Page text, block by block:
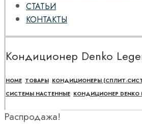
СТАТЬИ
КОНТАКТЫ
Кондиционер Denko
HOME ТОВАРЫ КОНДИЦИОНЕРЫ (СПЛИТ-
СИСТЕМЫ НАСТЕННЫЕ КОНДИЦИОНЕР DENKO
Распродажа!